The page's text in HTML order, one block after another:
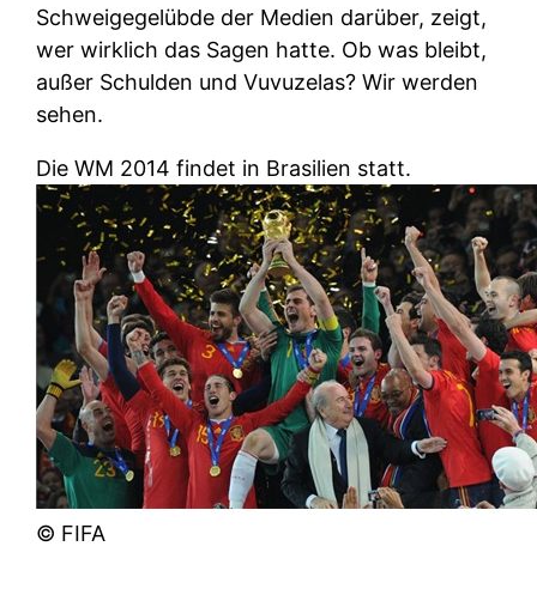
Schweigegelübde der Medien darüber, zeigt,
wer wirklich das Sagen hatte. Ob was bleibt,
außer Schulden und Vuvuzelas? Wir werden
sehen.
Die WM 2014 findet in Brasilien statt.
© FIFA